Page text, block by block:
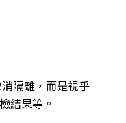
隔離，而是視乎
結果等。